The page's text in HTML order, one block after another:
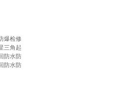
爆检修
三角起
防水防
防水防